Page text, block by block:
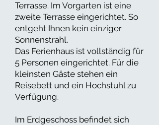
Terrasse. Im Vorgarten ist eine
zweite Terrasse eingerichtet. So
entgeht Ihnen kein einziger
Sonnenstrahl.
Das Ferienhaus ist vollständig für
5 Personen eingerichtet. Für die
kleinsten Gäste stehen ein
Reisebett und ein Hochstuhl zu
Verfügung.
Im Erdgeschoss befindet sich